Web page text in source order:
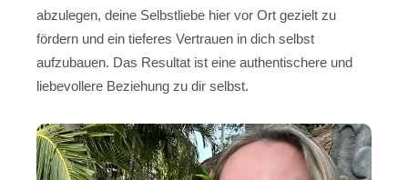
abzulegen, deine Selbstliebe hier vor Ort gezielt zu
fördern und ein tieferes Vertrauen in dich selbst
aufzubauen. Das Resultat ist eine authentischere und
liebevollere Beziehung zu dir selbst.